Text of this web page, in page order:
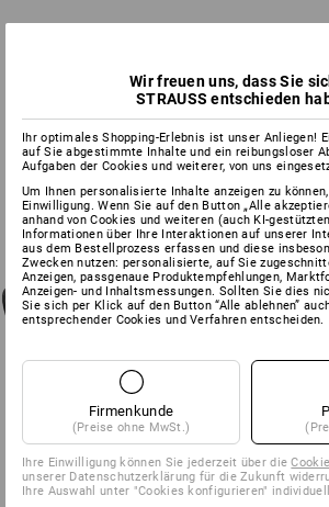
Wir freuen uns, dass Sie
STRAUSS entschieden
Ihr optimales Shopping-Erlebnis ist unser Anliegen!
auf Sie abgestimmte Inhalte und ein reibungsloser
Aufgaben der Cookies und weiterer, von uns
Um Ihnen personalisierte Inhalte anzeigen zu
Einwilligung. Wenn Sie auf den Button „Alle
anhand von Cookies und weiteren (auch KI-
Informationen über Ihre Interaktionen auf unserer
aus dem Bestellprozess erfassen und diese
Zwecken nutzen: personalisierte, auf Sie
Anzeigen, passgenaue Produktempfehlungen,
Anzeigen- und Inhaltsmessungen. Sollten Sie dies
Sie sich per Klick auf den Button “Alle ablehnen”
entsprechender Cookies und Verfahren entscheiden.
Firmenkunde
(Preise ohne MwSt.)
Ihre Einwilligung können Sie jederzeit über die
unserer Datenschutzerklärung für die Zukunft
Ihre Auswahl unter "Cookies konfigurieren"